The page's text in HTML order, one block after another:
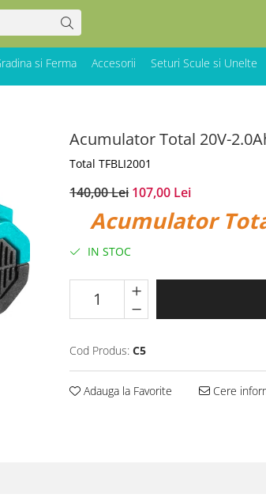
si Ferma Accesorii Seturi Scule si Unelte
Acumulator Total 20V-
Total TFBLI2001
140,00 Lei 107,00 Lei
Acumulator
IN STOC
Cod Produs: C5
Adauga la Favorite Cere